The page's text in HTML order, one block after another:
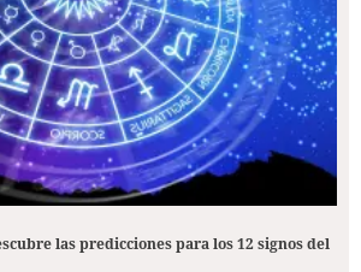
las predicciones para los 12 signos del